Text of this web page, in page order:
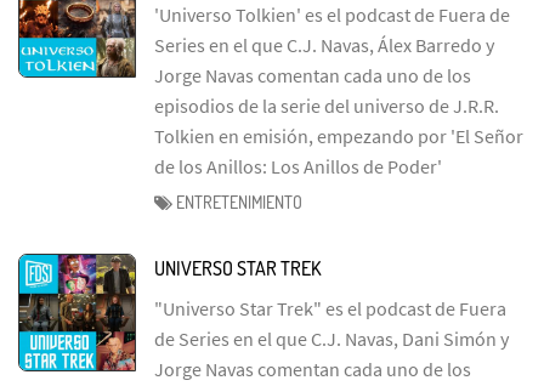
'Universo Tolkien' es el podcast de Fuera de
Series en el que C.J. Navas, Álex Barredo y
Jorge Navas comentan cada uno de los
episodios de la serie del universo de J.R.R.
Tolkien en emisión, empezando por 'El Señor
de los Anillos: Los Anillos de Poder'
ENTRETENIMIENTO
UNIVERSO STAR TREK
"Universo Star Trek" es el podcast de Fuera
de Series en el que C.J. Navas, Dani Simón y
Jorge Navas comentan cada uno de los